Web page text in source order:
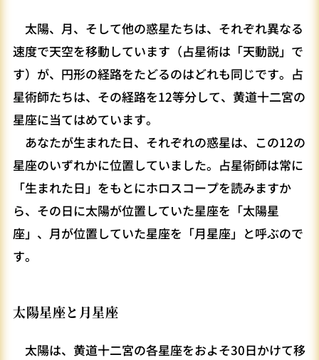
太陽、月、そして他の惑星たちは、それぞれ異なる
速度で天空を移動しています（占星術は「天動説」で
す）が、円形の経路をたどるのはどれも同じです。占
星術師たちは、その経路を12等分して、黄道十二宮の
星座に当てはめています。
あなたが生まれた日、それぞれの惑星は、この12の
星座のいずれかに位置していました。占星術師は常に
「生まれた日」をもとにホロスコープを読みますか
ら、その日に太陽が位置していた星座を「太陽星
座」、月が位置していた星座を「月星座」と呼ぶので
す。
太陽星座と月星座
太陽は、黄道十二宮の各星座をおよそ30日かけて移